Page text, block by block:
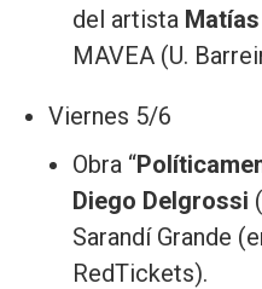
del artista
MAVEA (U.
Viernes 5/6
Obra “
Diego Delgrossi
Sarandí Grande
RedTickets).